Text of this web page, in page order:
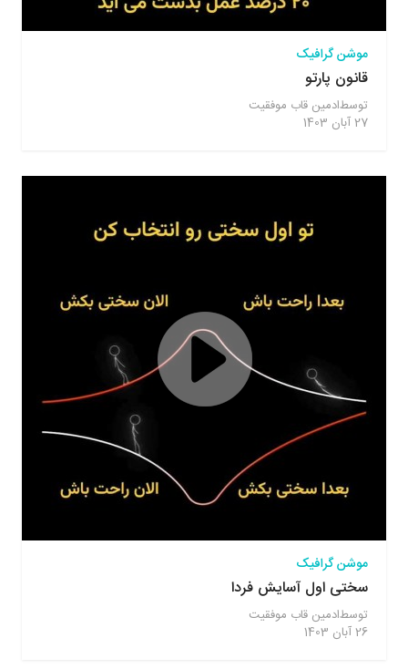
موشن گرافیک
قانون پارتو
توسطادمین قاب موفقیت
27 آبان 1403
موشن گرافیک
سختی اول آسایش فردا
توسطادمین قاب موفقیت
26 آبان 1403